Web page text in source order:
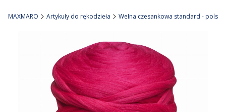
MAXMARO Artykuły do rękodzieła Wełna czesankowa standard - polska